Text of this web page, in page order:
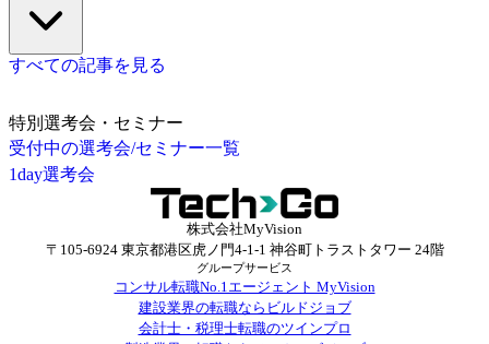
すべての記事を見る
特別選考会・セミナー
受付中の選考会/セミナー一覧
1day選考会
株式会社MyVision
〒105-6924 東京都港区虎ノ門4-1-1 神谷町トラストタワー 24階
グループサービス
コンサル転職No.1エージェント MyVision
建設業界の転職ならビルドジョブ
会計士・税理士転職のツインプロ